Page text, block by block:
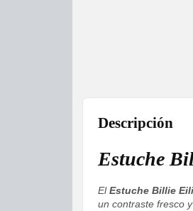
Descripción
Estuche
ElEstuche Billie
un contraste fresco